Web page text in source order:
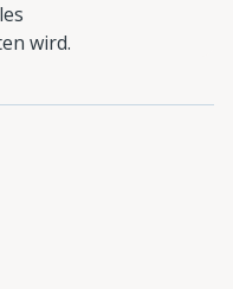
wird.